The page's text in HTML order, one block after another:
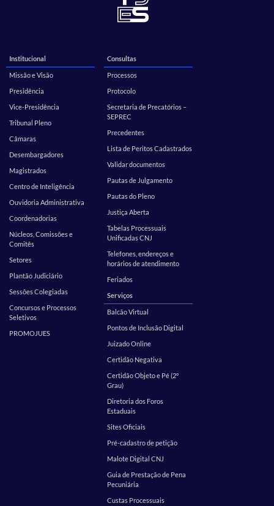
Institucional
Missão e Visão
Presidência
Vice-Presidência
Tribunal Pleno
Câmaras
Desembargadores
Magistrados
Centro de Inteligência
Ouvidoria Administrativa
Coordenadorias
Núcleos, Comissões e
Comitês
Setores
Plantão Judiciário
Sessões Colegiadas
Concursos e Processos
Seletivos
PROMOJUES
Consultas
Processos
Protocolo
Secretaria de Precatórios –
SEPREC
Precedentes
Lista de Peritos Cadastrados
Validar documentos
Pautas de Julgamento
Pautas do Pleno
Justiça Aberta
Tabelas Processuais
Unificadas CNJ
Telefones, endereços e
horários de atendimento
Feriados
Serviços
Balcão Virtual
Pontos de Inclusão Digital
Juizado Online
Certidão Negativa
Certidão Objeto e Pé (2º
Grau)
Diretoria dos Foros
Estaduais
Sites Oficiais
Pré-cadastro de petição
Malote Digital CNJ
Guia de Prestação de Pena
Pecuniária
Custas Processuais